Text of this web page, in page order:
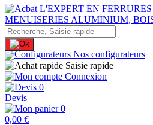
Nos configurateurs
Saisie rapide
Connexion
0
Devis
0
0,00 €